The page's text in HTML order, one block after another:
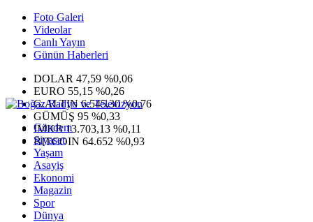
Foto Galeri
Videolar
Canlı Yayın
Günün Haberleri
DOLAR 47,59 %0,06
EURO 55,15 %0,26
G.ALTIN6.545,30 %0,76
GÜMÜŞ 95 %0,33
IMKB13.703,13 %0,11
BITCOIN 64.652 %0,93
Gündem
Siyaset
Yaşam
Asayiş
Ekonomi
Magazin
Spor
Dünya